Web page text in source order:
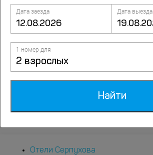
улица Садовая, д.13Б, Серпухов
Отели Серпухова
Дата заезда Дата выезда
1 номер для
2 взрослых
Найти